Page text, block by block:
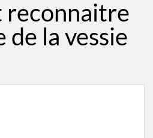
reconnaitre
la vessie